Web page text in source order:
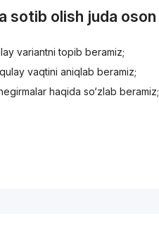
sotib olish juda oson
variantni topib beramiz;
vaqtini aniqlab beramiz;
haqida so‘zlab beramiz;